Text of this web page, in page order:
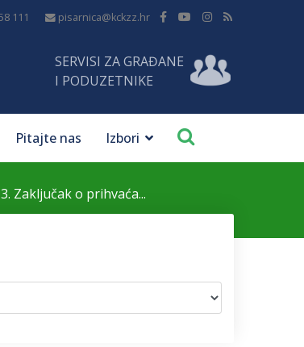
111 pisarnica@kckzz.hr
SERVISI ZA GRAĐANE
I PODUZETNIKE
Pitajte nas Izbori
3. Zaključak o prihvaća...